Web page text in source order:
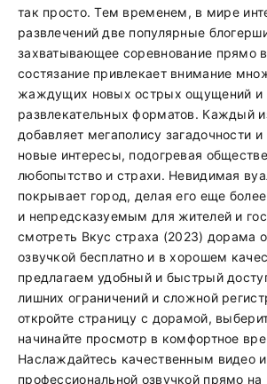
так просто. Тем временем, в мире
развлечений две популярные
захватывающее соревнование прямо
состязание привлекает внимание
жаждущих новых острых ощущений и
развлекательных форматов. Каждый
добавляет мегаполису загадочности
новые интересы, подогревая
любопытство и страхи. Невидимая
покрывает город, делая его еще
и непредсказуемым для жителей и
смотреть Вкус страха (2023) дорама
озвучкой бесплатно и в хорошем
предлагаем удобный и быстрый
лишних ограничений и сложной
откройте страницу с дорамой,
начинайте просмотр в комфортное
Наслаждайтесь качественным видео и
профессиональной озвучкой прямо